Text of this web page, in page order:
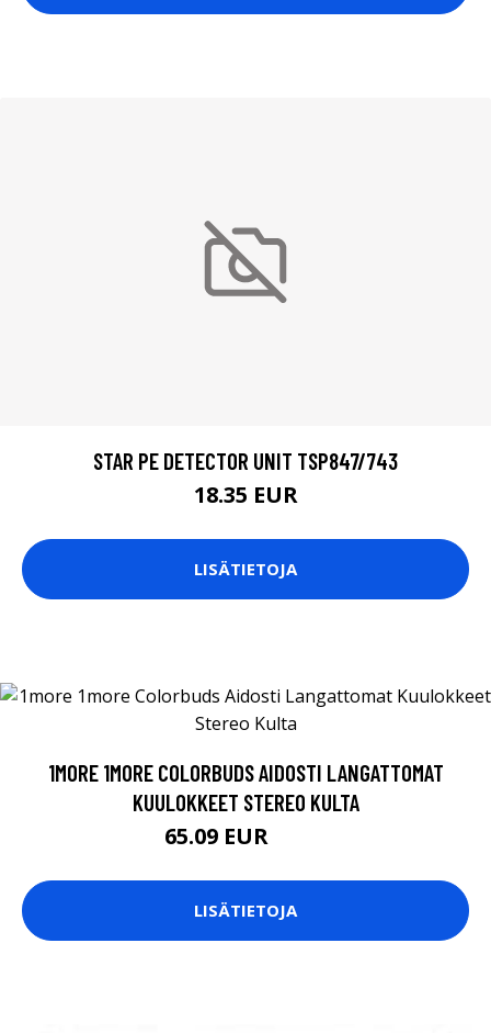
STAR PE DETECTOR UNIT TSP847/743
18.35 EUR
LISÄTIETOJA
1MORE 1MORE COLORBUDS AIDOSTI LANGATTOMAT
KUULOKKEET STEREO KULTA
65.09 EUR
LISÄTIETOJA